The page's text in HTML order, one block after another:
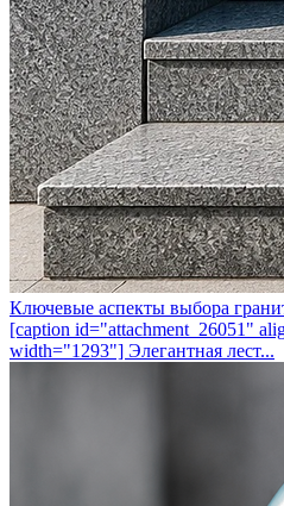
Ключевые аспекты выбора
[caption id="attachment_26051"
width="1293"] Элегантная лест...